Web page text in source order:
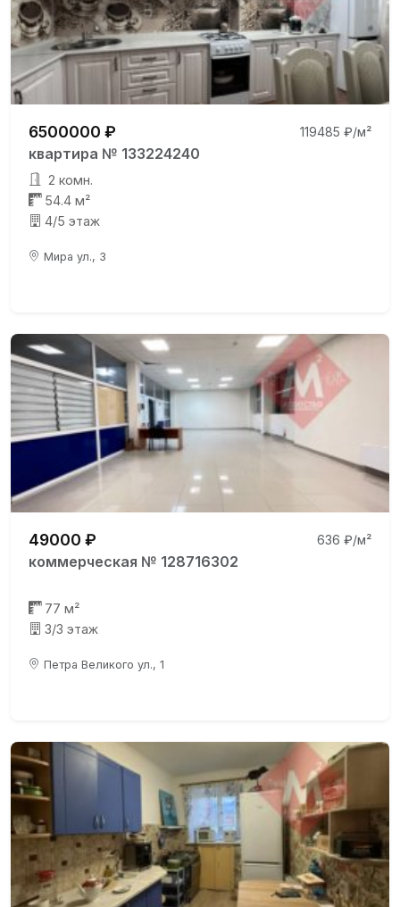
6500000 ₽ 119485 ₽/м²
квартира № 133224240
2 комн.
54.4 м²
4/5 этаж
Мира ул., 3
49000 ₽ 636 ₽/м²
коммерческая № 128716302
77 м²
3/3 этаж
Петра Великого ул., 1